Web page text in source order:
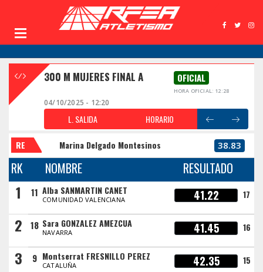
300 M MUJERES FINAL A OFICIAL
HORA OFICIAL: 12:28
04/10/2025 - 12:20
L. SALIDA HORARIO
RE Marina Delgado Montesinos 38.83
RK NOMBRE RESULTADO
1 11 Alba SANMARTIN CANET
COMUNIDAD VALENCIANA 41.22 17
2 18 Sara GONZALEZ AMEZCUA
NAVARRA 41.45 16
3 9 Montserrat FRESNILLO PEREZ
CATALUÑA 42.35 15